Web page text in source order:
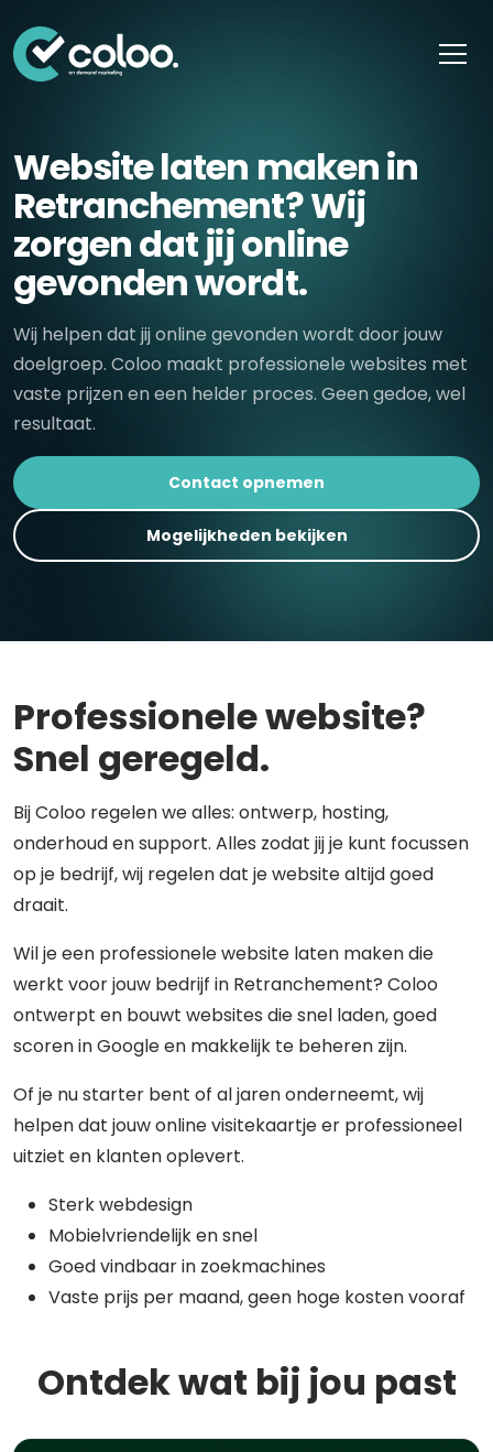
Website laten maken in
Retranchement? Wij
zorgen dat jij online
gevonden wordt.
Wij helpen dat jij online gevonden wordt door jouw
doelgroep. Coloo maakt professionele websites met
vaste prijzen en een helder proces. Geen gedoe, wel
resultaat.
Contact opnemen
Mogelijkheden bekijken
Professionele website?
Snel geregeld.
Bij Coloo regelen we alles: ontwerp, hosting,
onderhoud en support. Alles zodat jij je kunt focussen
op je bedrijf, wij regelen dat je website altijd goed
draait.
Wil je een professionele website laten maken die
werkt voor jouw bedrijf in Retranchement? Coloo
ontwerpt en bouwt websites die snel laden, goed
scoren in Google en makkelijk te beheren zijn.
Of je nu starter bent of al jaren onderneemt, wij
helpen dat jouw online visitekaartje er professioneel
uitziet en klanten oplevert.
Sterk webdesign
Mobielvriendelijk en snel
Goed vindbaar in zoekmachines
Vaste prijs per maand, geen hoge kosten vooraf
Ontdek wat bij jou past